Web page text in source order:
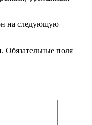
на следующую
Обязательные поля